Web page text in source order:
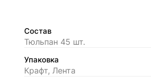
Состав
Тюльпан 45 шт.
Упаковка
Крафт, Лента